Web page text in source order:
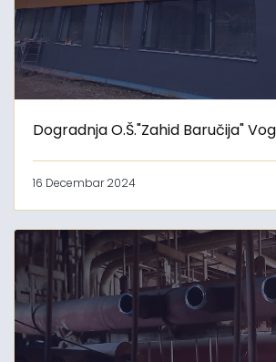
Dogradnja O.Š."Zahid Baručija"
16 Decembar 2024